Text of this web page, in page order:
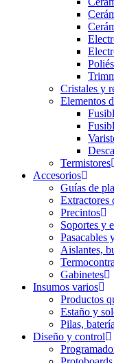
Cristales y
Elementos
Termistores
Accesorios
Guías de
Extractores
Precintos
Soportes y
Pasacables
Aislantes,
Gabinetes
Insumos varios
Productos
Estaño y
Pilas,
Diseño y control